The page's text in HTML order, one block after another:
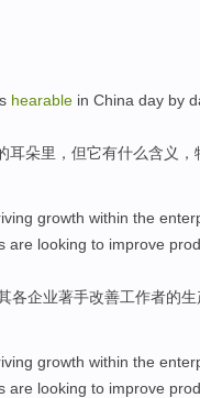
hearable in China day by
耳朵里，但它有什么含义，
growth within the
are looking to improve
各企业著手改善工作者的生
growth within the
are looking to improve